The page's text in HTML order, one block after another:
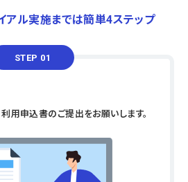
アル実施までは簡単4ステップ
STEP 01
用申込書のご提出をお願いします。